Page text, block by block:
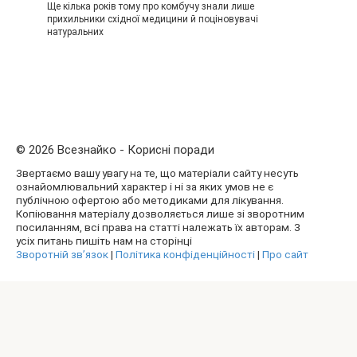
Ще кілька років тому про комбучу знали лише
прихильники східної медицини й поціновувачі
натуральних
© 2026 Всезнайко - Корисні поради
Звертаємо вашу увагу на те, що матеріали сайту несуть
ознайомлювальний характер і ні за яких умов не є
публічною офертою або методиками для лікування.
Копіювання матеріалу дозволяється лише зі зворотним
посиланням, всі права на статті належать їх авторам. З
усіх питань пишіть нам на сторінці
Зворотній зв’язок| Політика конфіденційності| Про сайт